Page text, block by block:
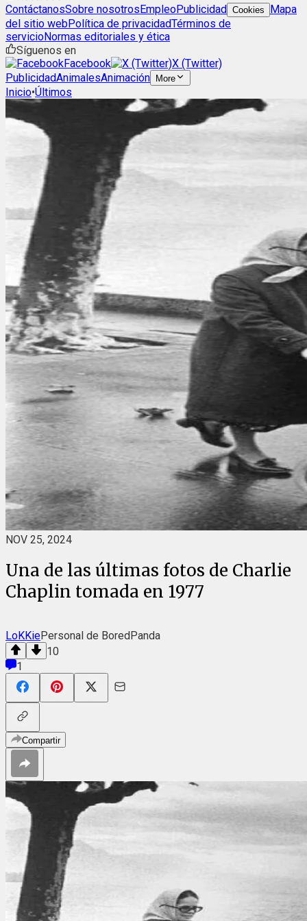
ContáctanosSobre nosotrosEmpleoPublicidad Cookies
Mapa
del sitio webPolítica de privacidadTérminos de
servicioNormas editoriales y ética
Síguenos en
Facebook
X (Twitter)
PublicidadAnimalesAnimación More
Inicio•Últimos
NOV 25, 2024
Una de las últimas fotos de Charlie
Chaplin tomada en 1977
LoKKiePersonal de BoredPanda
10
1
Compartir